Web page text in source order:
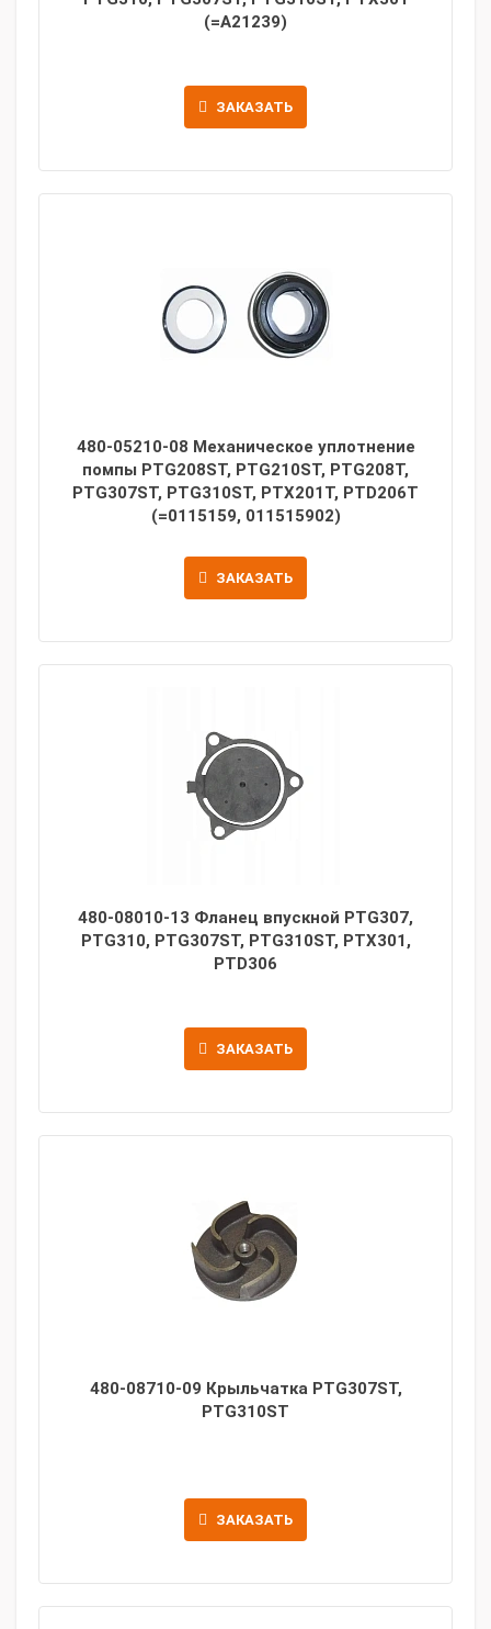
(=A21239)
ЗАКАЗАТЬ
480-05210-08 Механическое уплотнение
помпы PTG208ST, PTG210ST, PTG208Т,
PTG307ST, PTG310ST, PTX201T, PTD206T
(=0115159, 011515902)
ЗАКАЗАТЬ
480-08010-13 Фланец впускной PTG307,
PTG310, PTG307ST, PTG310ST, PTX301,
PTD306
ЗАКАЗАТЬ
480-08710-09 Крыльчатка PTG307ST,
PTG310ST
ЗАКАЗАТЬ